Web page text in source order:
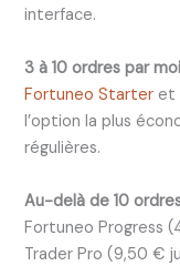
interface.
3 à 10 ordres par
Fortuneo Starter et
l’option la plus
régulières.
Au-delà de 10
Fortuneo Progress
Trader Pro (9,50 €